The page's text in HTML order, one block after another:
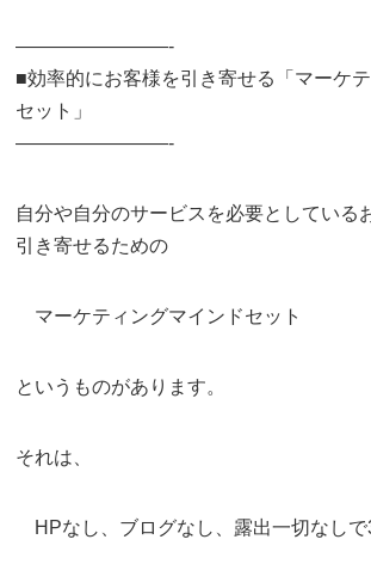
————————-
■効率的にお客様を引き寄せる「マーケ
セット」
————————-
自分や自分のサービスを必要としている
引き寄せるための
マーケティングマインドセット
というものがあります。
それは、
HPなし、ブログなし、露出一切なしで